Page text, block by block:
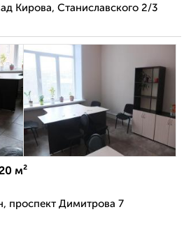
Кирова, Станиславского 2/3
м²
проспект Димитрова 7